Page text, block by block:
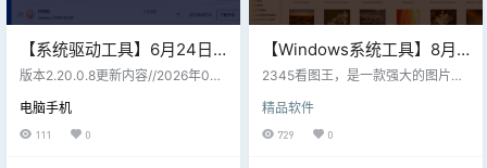
【系统驱动工具】6月24日
无任何捆绑的万能驱动总裁
文件+全系列网卡版
版本2.20.0.8更新内容//2026年06
配ARM环境； 2、离线驱动更新
【云端驱动库实时更新制，离线若
电脑手机
111 0
【Windows系统工具】8月5
日最新版2345 看图王去广
软件下载
2345看图王，是一款强大的图片浏
片格式的浏览，管理，并对其进行
编辑。 支持文件夹内的图片翻页、
精品软件
729 0